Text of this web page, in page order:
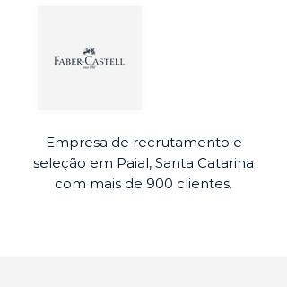
Empresa de recrutamento e
seleção em Paial, Santa Catarina
com mais de 900 clientes.